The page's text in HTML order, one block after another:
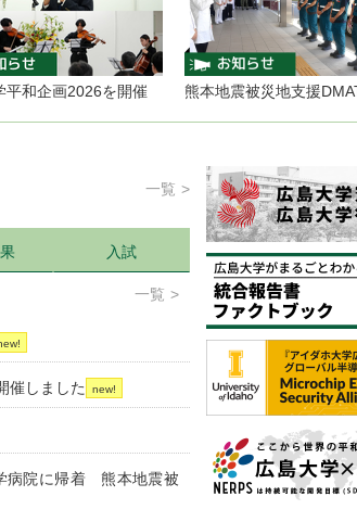
画2026を開催 熊本地震被災地支援DMAT派遣
一覧
入試
一覧
催しました
病院に帰着 熊本地震被